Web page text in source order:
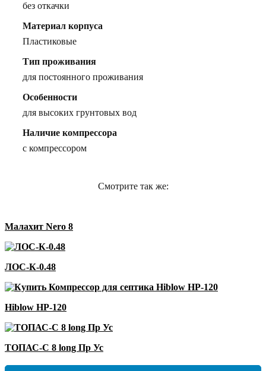
без откачки
Материал корпуса
Пластиковые
Тип проживания
для постоянного проживания
Особенности
для высоких грунтовых вод
Наличие компрессора
с компрессором
Смотрите так же:
Малахит Nero 8
ЛОС-К-0.48
Hiblow HP-120
ТОПАС-С 8 long Пр Ус